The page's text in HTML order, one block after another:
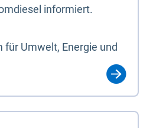
informiert.
für Umwelt, Energie und